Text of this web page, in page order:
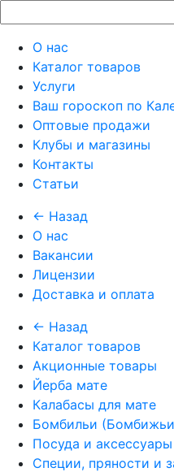
О нас
Каталог товаров
Услуги
Ваш гороскоп по
Оптовые продажи
Клубы и магазины
Контакты
Статьи
← Назад
О нас
Вакансии
Лицензии
Доставка и оплата
← Назад
Каталог товаров
Акционные товары
Йерба мате
Калабасы для мате
Бомбильи
Посуда и аксессуары
Специи, пряности и